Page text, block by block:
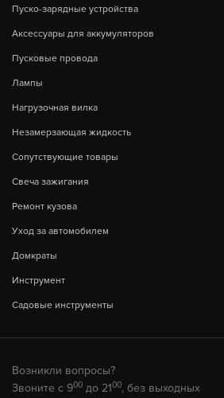
Пуско-зарядные устройства
Аксессуары для аккумуляторов
Пусковые провода
Лампы
Нагрузочная вилка
Незамерзающая жидкость
Сопутствующие товары
Свеча зажигания
Ремонт кузова
Уход за автомобилем
Домкраты
Инструмент
Садовые инструменты
Возникли вопросы?
Звоните с 900 до 2100, без выходных